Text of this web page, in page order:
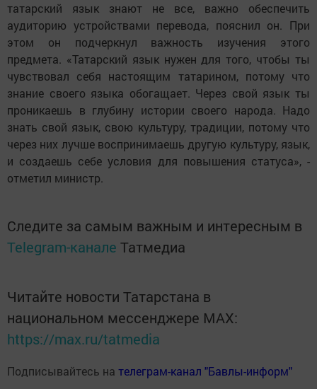
татарский язык знают не все, важно обеспечить
аудиторию устройствами перевода, пояснил он. При
этом он подчеркнул важность изучения этого
предмета. «Татарский язык нужен для того, чтобы ты
чувствовал себя настоящим татарином, потому что
знание своего языка обогащает. Через свой язык ты
проникаешь в глубину истории своего народа. Надо
знать свой язык, свою культуру, традиции, потому что
через них лучше воспринимаешь другую культуру, язык,
и создаешь себе условия для повышения статуса», -
отметил министр.
Следите за самым важным и интересным в
Telegram-канале Татмедиа
Читайте новости Татарстана в
национальном мессенджере MАХ:
https://max.ru/tatmedia
Подписывайтесь на телеграм-канал "Бавлы-информ"